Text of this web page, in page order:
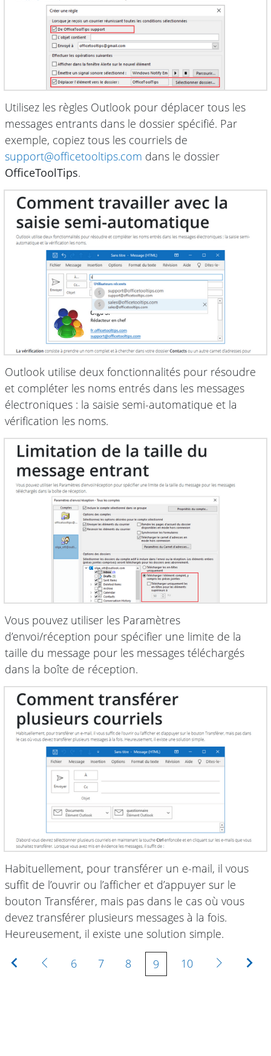
Utilisez les règles Outlook pour déplacer tous les
messages entrants dans le dossier spécifié. Par
exemple, copiez tous les courriels de
support@officetooltips.com dans le dossier
OfficeToolTips.
Outlook utilise deux fonctionnalités pour résoudre
et compléter les noms entrés dans les messages
électroniques : la saisie semi-automatique et la
vérification les noms.
Vous pouvez utiliser les Paramètres
d’envoi/réception pour spécifier une limite de la
taille du message pour les messages téléchargés
dans la boîte de réception.
Habituellement, pour transférer un e-mail, il vous
suffit de l’ouvrir ou l’afficher et d’appuyer sur le
bouton Transférer, mais pas dans le cas où vous
devez transférer plusieurs messages à la fois.
Heureusement, il existe une solution simple.
PremièrePrécédente
6 7 8 9 10 Suivante